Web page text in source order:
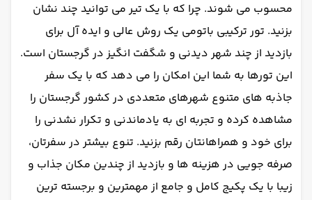
محسوب می شوند. چرا که با یک تیر می توانید چند نشان
بزنید. تور ترکیبی باتومی یک روش عالی و ایده آل برای
بازدید از چند شهر دیدنی و شگفت انگیز در گرجستان است.
این تورها به شما این امکان را می دهد که با یک سفر
جاذبه های متنوع شهرهای متعددی در کشور گرجستان را
مشاهده کرده و تجربه ای به یادماندنی و تکرار نشدنی را
برای خود و همراهانتان رقم بزنید. تنوع بیشتر در سفرتان،
صرفه جویی در هزینه ها و بازدید از چندین مکان جذاب و
زیبا با یک پکیج کامل و جامع از مهمترین و برجسته ترین